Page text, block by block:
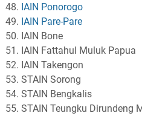
IAIN Ponorogo
IAIN Pare-Pare
IAIN Bone
IAIN Fattahul Muluk Papua
IAIN Takengon
STAIN Sorong
STAIN Bengkalis
STAIN Teungku Dirundeng